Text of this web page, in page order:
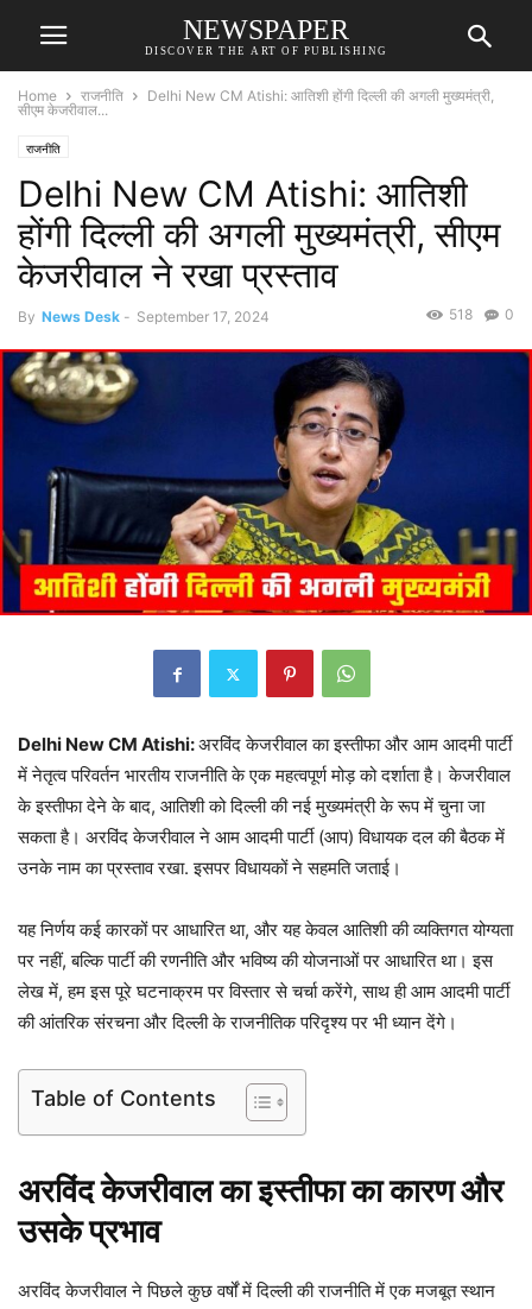
NEWSPAPER
DISCOVER THE ART OF PUBLISHING
Home राजनीति
Delhi New CM Atishi: आतिशी होंगी दिल्ली की अगली मुख्यमंत्री,
सीएम केजरीवाल...
राजनीति
Delhi New CM Atishi: आतिशी
होंगी दिल्ली की अगली मुख्यमंत्री, सीएम
केजरीवाल ने रखा प्रस्ताव
By News Desk - September 17, 2024 0
518
Delhi New CM Atishi:अरविंद केजरीवाल का इस्तीफा और आम आदमी पार्टी
में नेतृत्व परिवर्तन भारतीय राजनीति के एक महत्वपूर्ण मोड़ को दर्शाता है। केजरीवाल
के इस्तीफा देने के बाद, आतिशी को दिल्ली की नई मुख्यमंत्री के रूप में चुना जा
सकता है। अरविंद केजरीवाल ने आम आदमी पार्टी (आप) विधायक दल की बैठक में
उनके नाम का प्रस्ताव रखा. इसपर विधायकों ने सहमति जताई।
यह निर्णय कई कारकों पर आधारित था, और यह केवल आतिशी की व्यक्तिगत योग्यता
पर नहीं, बल्कि पार्टी की रणनीति और भविष्य की योजनाओं पर आधारित था। इस
लेख में, हम इस पूरे घटनाक्रम पर विस्तार से चर्चा करेंगे, साथ ही आम आदमी पार्टी
की आंतरिक संरचना और दिल्ली के राजनीतिक परिदृश्य पर भी ध्यान देंगे।
Table of Contents
अरविंद केजरीवाल का इस्तीफा का कारण और
उसके प्रभाव
अरविंद केजरीवाल ने पिछले कुछ वर्षों में दिल्ली की राजनीति में एक मजबूत स्थान